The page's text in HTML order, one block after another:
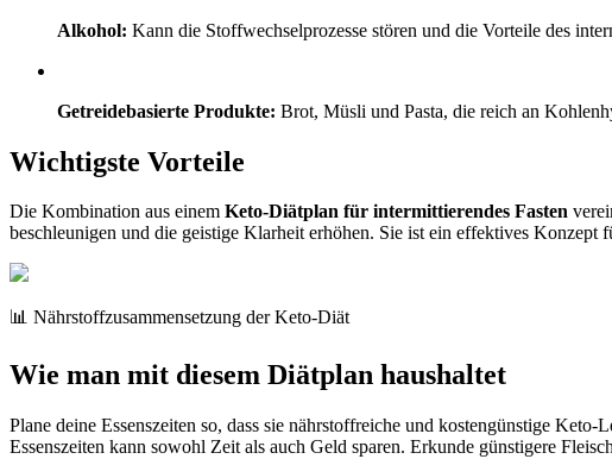
Alkohol: Kann die Stoffwechselprozesse stören und die Vorteile des
Getreidebasierte Produkte: Brot, Müsli und Pasta, die reich an
Wichtigste Vorteile
Die Kombination aus einem Keto-Diätplan für intermittierendes Fasten
beschleunigen und die geistige Klarheit erhöhen. Sie ist ein effektives
📊 Nährstoffzusammensetzung der Keto-Diät
Wie man mit diesem Diätplan haushaltet
Plane deine Essenszeiten so, dass sie nährstoffreiche und kostengünstige
Essenszeiten kann sowohl Zeit als auch Geld sparen. Erkunde günstigere